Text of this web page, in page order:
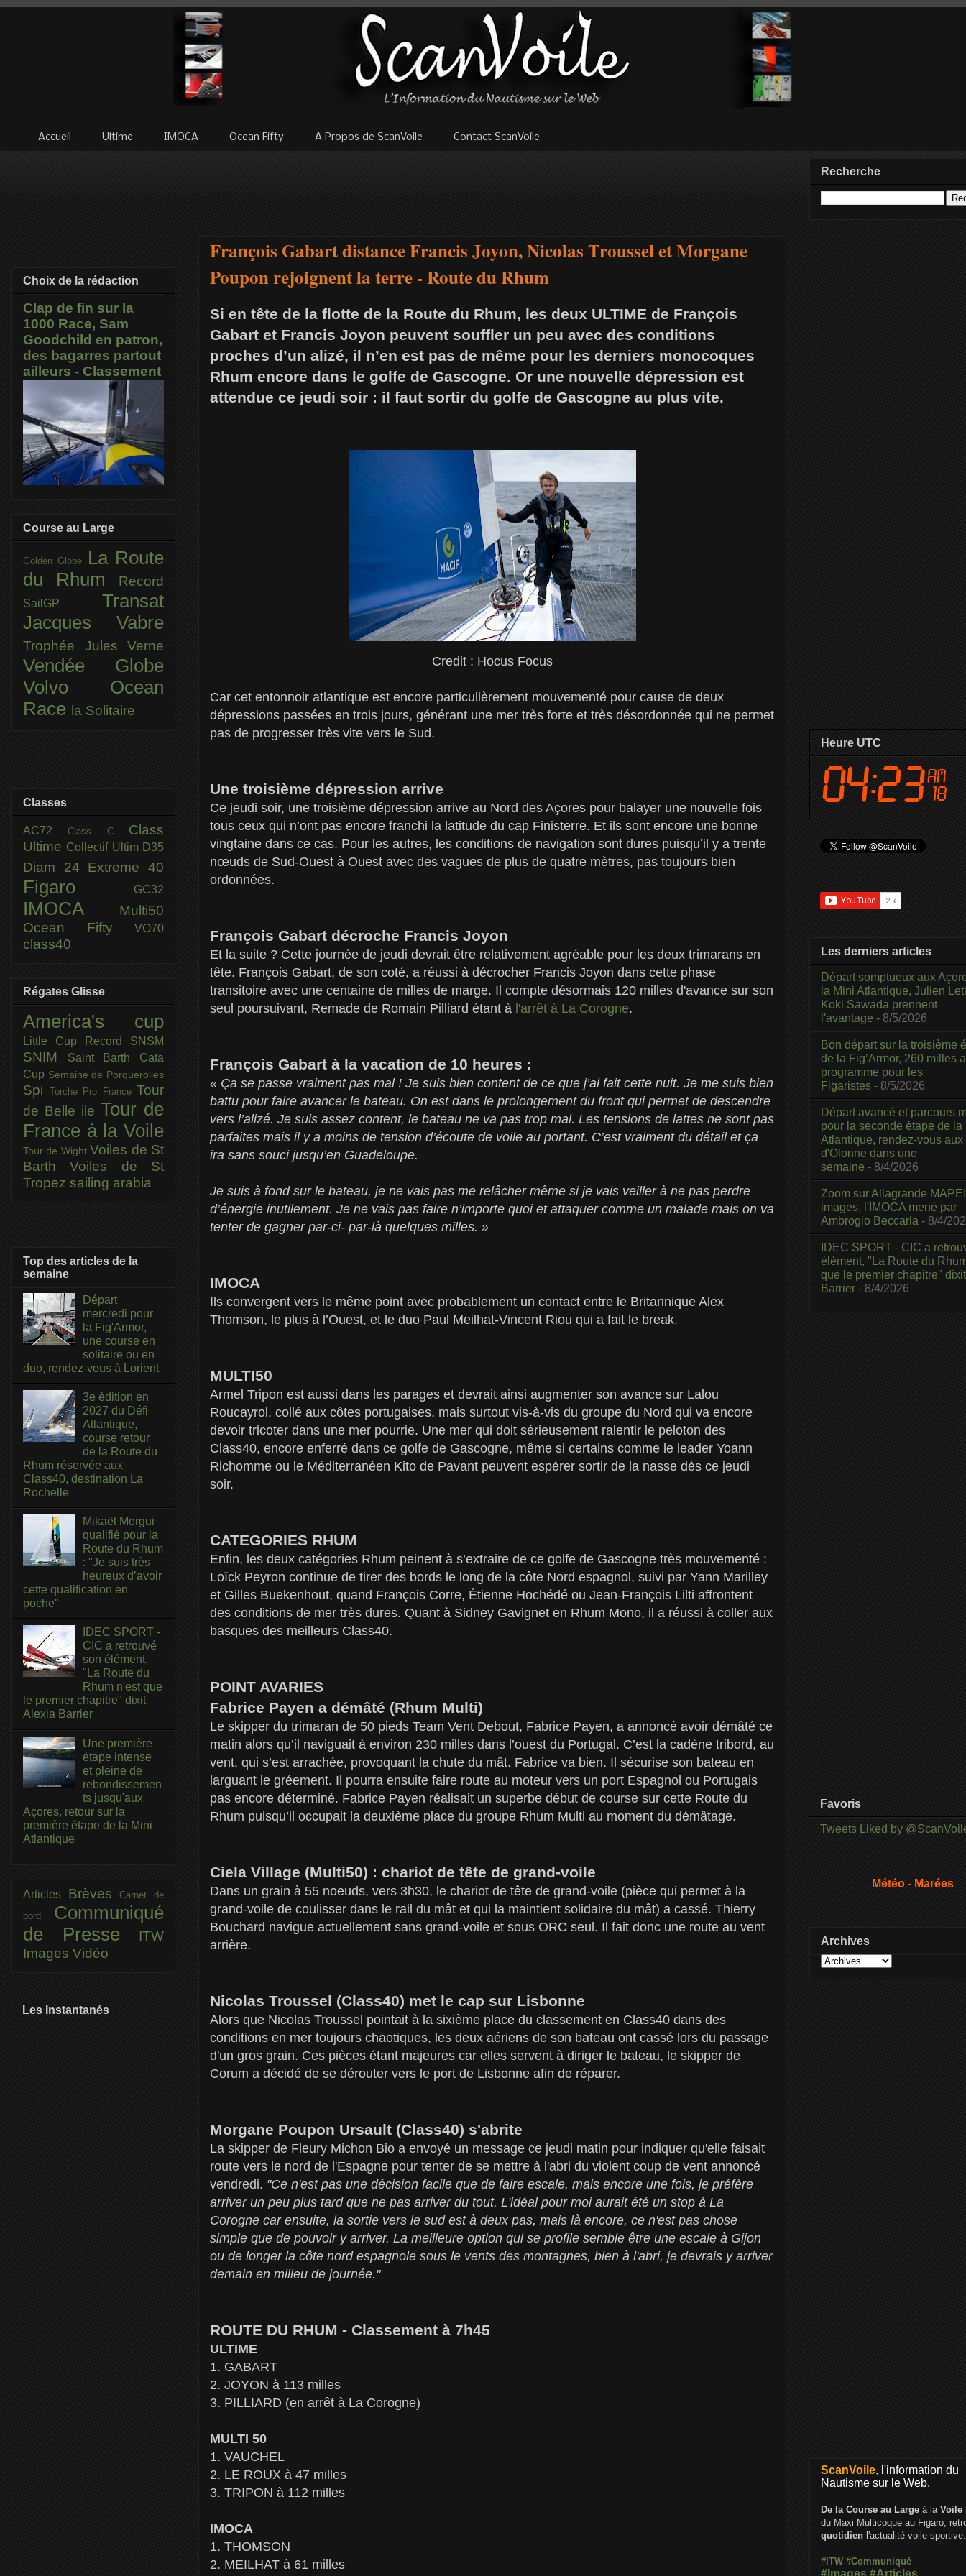
Accueil Ultime IMOCA Ocean Fifty A Propos de ScanVoile Contact ScanVoile
François Gabart distance Francis Joyon, Nicolas Troussel et Morgane
Poupon rejoignent la terre - Route du Rhum
Si en tête de la flotte de la Route du Rhum, les deux ULTIME de François
Gabart et Francis Joyon peuvent souffler un peu avec des conditions
proches d’un alizé, il n’en est pas de même pour les derniers monocoques
Rhum encore dans le golfe de Gascogne. Or une nouvelle dépression est
attendue ce jeudi soir : il faut sortir du golfe de Gascogne au plus vite.
Credit : Hocus Focus
Car cet entonnoir atlantique est encore particulièrement mouvementé pour cause de deux
dépressions passées en trois jours, générant une mer très forte et très désordonnée qui ne permet
pas de progresser très vite vers le Sud.
Une troisième dépression arrive
Ce jeudi soir, une troisième dépression arrive au Nord des Açores pour balayer une nouvelle fois
tous ceux qui n’ont pas encore franchi la latitude du cap Finisterre. Et ils sont encore une bonne
vingtaine dans ce cas. Pour les autres, les conditions de navigation sont dures puisqu’il y a trente
nœuds de Sud-Ouest à Ouest avec des vagues de plus de quatre mètres, pas toujours bien
ordonnées.
François Gabart décroche Francis Joyon
Et la suite ? Cette journée de jeudi devrait être relativement agréable pour les deux trimarans en
tête. François Gabart, de son coté, a réussi à décrocher Francis Joyon dans cette phase
transitoire avec une centaine de milles de marge. Il compte désormais 120 milles d'avance sur son
seul poursuivant, Remade de Romain Pilliard étant à l'arrêt à La Corogne.
François Gabart à la vacation de 10 heures :
« Ça se passe vraiment pas mal ! Je suis bien content de ce que j’ai fait cette nuit. Je me suis bien
battu pour faire avancer le bateau. On est dans le prolongement du front qui permet de descendre
vers l’alizé. Je suis assez content, le bateau ne va pas trop mal. Les tensions de lattes ne sont pas
parfaites mais il y a moins de tension d’écoute de voile au portant. C’est vraiment du détail et ça
ira sans souci jusqu’en Guadeloupe.
Je suis à fond sur le bateau, je ne vais pas me relâcher même si je vais veiller à ne pas perdre
d’énergie inutilement. Je ne vais pas faire n’importe quoi et attaquer comme un malade mais on va
tenter de gagner par-ci- par-là quelques milles. »
IMOCA
Ils convergent vers le même point avec probablement un contact entre le Britannique Alex
Thomson, le plus à l’Ouest, et le duo Paul Meilhat-Vincent Riou qui a fait le break.
MULTI50
Armel Tripon est aussi dans les parages et devrait ainsi augmenter son avance sur Lalou
Roucayrol, collé aux côtes portugaises, mais surtout vis-à-vis du groupe du Nord qui va encore
devoir tricoter dans une mer pourrie. Une mer qui doit sérieusement ralentir le peloton des
Class40, encore enferré dans ce golfe de Gascogne, même si certains comme le leader Yoann
Richomme ou le Méditerranéen Kito de Pavant peuvent espérer sortir de la nasse dès ce jeudi
soir.
CATEGORIES RHUM
Enfin, les deux catégories Rhum peinent à s’extraire de ce golfe de Gascogne très mouvementé :
Loïck Peyron continue de tirer des bords le long de la côte Nord espagnol, suivi par Yann Marilley
et Gilles Buekenhout, quand François Corre, Étienne Hochédé ou Jean-François Lilti affrontent
des conditions de mer très dures. Quant à Sidney Gavignet en Rhum Mono, il a réussi à coller aux
basques des meilleurs Class40.
POINT AVARIES
Fabrice Payen a démâté (Rhum Multi)
Le skipper du trimaran de 50 pieds Team Vent Debout, Fabrice Payen, a annoncé avoir démâté ce
matin alors qu’il naviguait à environ 230 milles dans l’ouest du Portugal. C’est la cadène tribord, au
vent, qui s’est arrachée, provoquant la chute du mât. Fabrice va bien. Il sécurise son bateau en
larguant le gréement. Il pourra ensuite faire route au moteur vers un port Espagnol ou Portugais
pas encore déterminé. Fabrice Payen réalisait un superbe début de course sur cette Route du
Rhum puisqu’il occupait la deuxième place du groupe Rhum Multi au moment du démâtage.
Ciela Village (Multi50) : chariot de tête de grand-voile
Dans un grain à 55 noeuds, vers 3h30, le chariot de tête de grand-voile (pièce qui permet à la
grand-voile de coulisser dans le rail du mât et qui la maintient solidaire du mât) a cassé. Thierry
Bouchard navigue actuellement sans grand-voile et sous ORC seul. Il fait donc une route au vent
arrière.
Nicolas Troussel (Class40) met le cap sur Lisbonne
Alors que Nicolas Troussel pointait à la sixième place du classement en Class40 dans des
conditions en mer toujours chaotiques, les deux aériens de son bateau ont cassé lors du passage
d'un gros grain. Ces pièces étant majeures car elles servent à diriger le bateau, le skipper de
Corum a décidé de se dérouter vers le port de Lisbonne afin de réparer.
Morgane Poupon Ursault (Class40) s'abrite
La skipper de Fleury Michon Bio a envoyé un message ce jeudi matin pour indiquer qu'elle faisait
route vers le nord de l'Espagne pour tenter de se mettre à l'abri du violent coup de vent annoncé
vendredi. "Ce n'est pas une décision facile que de faire escale, mais encore une fois, je préfère
arriver un peu plus tard que ne pas arriver du tout. L'idéal pour moi aurait été un stop à La
Corogne car ensuite, la sortie vers le sud est à deux pas, mais là encore, ce n'est pas chose
simple que de pouvoir y arriver. La meilleure option qui se profile semble être une escale à Gijon
ou de longer la côte nord espagnole sous le vents des montagnes, bien à l'abri, je devrais y arriver
demain en milieu de journée."
ROUTE DU RHUM - Classement à 7h45
ULTIME
1. GABART
2. JOYON à 113 milles
3. PILLIARD (en arrêt à La Corogne)
MULTI 50
1. VAUCHEL
2. LE ROUX à 47 milles
3. TRIPON à 112 milles
IMOCA
1. THOMSON
2. MEILHAT à 61 milles
Choix de la rédaction
Clap de fin sur la
1000 Race, Sam
Goodchild en patron,
des bagarres partout
ailleurs - Classement
Course au Large
Golden Globe
La Route
du Rhum
Record
SailGP Transat
Jacques Vabre
Trophée Jules Verne
Vendée Globe
Volvo Ocean
Race la Solitaire
Classes
AC72Class C Class
Ultime Collectif Ultim D35
Diam 24 Extreme 40
Figaro GC32
IMOCA
Multi50
Ocean Fifty
VO70
class40
Régates Glisse
America's cup
Little Cup Record SNSM
SNIM
Saint Barth Cata
Cup Semaine de Porquerolles
Spi Torche Pro France Tour
de Belle ile Tour de
France à la Voile
Tour de Wight Voiles de St
BarthVoiles de St
Tropez sailing arabia
Top des articles de la
semaine
Départ
mercredi pour
la Fig'Armor,
une course en
solitaire ou en
duo, rendez-vous à Lorient
3e édition en
2027 du Défi
Atlantique,
course retour
de la Route du
Rhum réservée aux
Class40, destination La
Rochelle
Mikaël Mergui
qualifié pour la
Route du Rhum
: "Je suis très
heureux d’avoir
cette qualification en
poche"
IDEC SPORT -
CIC a retrouvé
son élément,
"La Route du
Rhum n'est que
le premier chapitre" dixit
Alexia Barrier
Une première
étape intense
et pleine de
rebondissemen
ts jusqu'aux
Açores, retour sur la
première étape de la Mini
Atlantique
Articles BrèvesCarnet de
bord Communiqué
de Presse
ITW
Images Vidéo
Les Instantanés
Recherche
Heure UTC
Les derniers articles
Départ somptueux aux
la Mini Atlantique, Julien
Koki Sawada prennent
l'avantage - 8/5/2026
Bon départ sur la troisième
de la Fig’Armor, 260 milles
programme pour les
Figaristes - 8/5/2026
Départ avancé et parcours
pour la seconde étape de la
Atlantique, rendez-vous
d'Olonne dans une
semaine - 8/4/2026
Zoom sur Allagrande
images, l'IMOCA mené par
Ambrogio Beccaria - 8/4/
IDEC SPORT - CIC a
élément, "La Route du
que le premier chapitre"
Barrier - 8/4/2026
Favoris
Tweets Liked by
Météo - Marées
Archives
ScanVoile, l'information du
Nautisme sur le Web.
De la Course au Large à la Voile
du Maxi Multicoque au Figaro,
quotidien l'actualité voile sportive.
#ITW #Communiqué
#Images #Articles